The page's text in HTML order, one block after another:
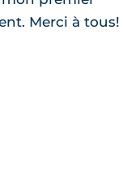
Merci à tous!